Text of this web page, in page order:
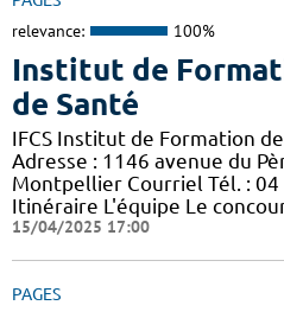
relevance: 100%
Institut de
de Santé
IFCS Institut de Formation
Adresse : 1146 avenue du
Montpellier Courriel Tél. :
Itinéraire L'équipe Le
15/04/2025 17:00
PAGES